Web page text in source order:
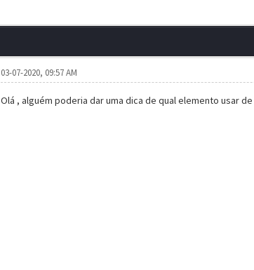
03-07-2020, 09:57 AM
Olá , alguém poderia dar uma dica de qual elemento usar